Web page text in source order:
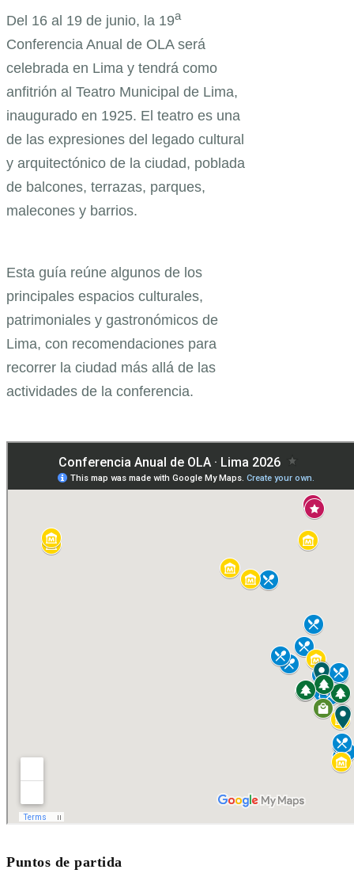
Del 16 al 19 de junio, la 19a
Conferencia Anual de OLA será
celebrada en Lima y tendrá como
anfitrión al Teatro Municipal de Lima,
inaugurado en 1925. El teatro es una
de las expresiones del legado cultural
y arquitectónico de la ciudad, poblada
de balcones, terrazas, parques,
malecones y barrios.
Esta guía reúne algunos de los
principales espacios culturales,
patrimoniales y gastronómicos de
Lima, con recomendaciones para
recorrer la ciudad más allá de las
actividades de la conferencia.
Puntos de partida